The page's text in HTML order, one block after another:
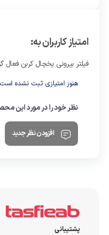
امتیاز کاربران به:
فیلتر بیرونی یخچال کربن فعال
هنوز امتیازی ثبت نشده است
نظر خود را در مورد این
افزودن نظر جدید
پشتیبانی